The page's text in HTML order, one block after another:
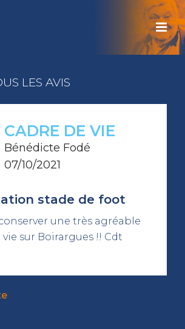
LES AVIS
CADRE DE VIE
Bénédicte Fodé
07/10/2021
stade de foot
une très agréable
sur Boirargues !! Cdt